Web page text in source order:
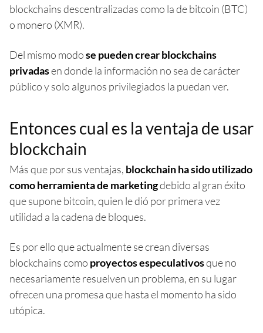
blockchains descentralizadas como la de bitcoin (BTC)
o monero (XMR).
Del mismo modose pueden crear blockchains
privadasen donde la información no sea de carácter
público y solo algunos privilegiados la puedan ver.
Entonces cual es la ventaja de usar
blockchain
Más que por sus ventajas, blockchain ha sido utilizado
como herramienta de marketingdebido al gran éxito
que supone bitcoin, quien le dió por primera vez
utilidad a la cadena de bloques.
Es por ello que actualmente se crean diversas
blockchains como proyectos especulativosque no
necesariamente resuelven un problema, en su lugar
ofrecen una promesa que hasta el momento ha sido
utópica.